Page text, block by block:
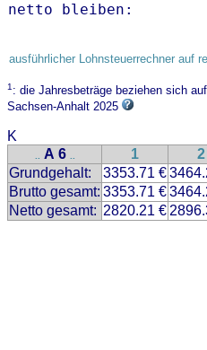
netto bleiben:
ausführlicher Lohnsteuerrechner auf
1: die Jahresbeträge beziehen sich
Sachsen-Anhalt 2025
K
.. A 6 .. 1 2
Grundgehalt:
3353.71 €
Brutto gesamt: 3353.71 €
Netto gesamt: 2820.21 €